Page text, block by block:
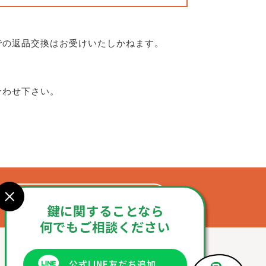
返品交換はお受けいたしかねます。
せ下さい。
鍵に関することなら
何でもご相談ください